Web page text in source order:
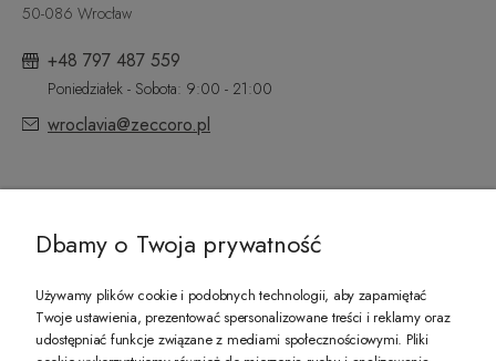
50-086 Wrocław
+48 797 487 559
Poniedziałek - Sobota: 9:00 - 21:00
wroclavia@zeccoro.pl
PREZENT DLA CIEBIE!
Dbamy o Twoja prywatność
Używamy plików cookie i podobnych technologii, aby zapamiętać
Twoje ustawienia, prezentować spersonalizowane treści i reklamy oraz
udostępniać funkcje związane z mediami społecznościowymi. Pliki